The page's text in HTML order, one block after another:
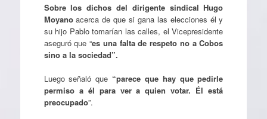
Sobre los dichos del dirigente sindical Hugo
Moyanoacerca de que si gana las elecciones él y
su hijo Pablo tomarían las calles, el Vicepresidente
aseguró que “es una falta de respeto no a Cobos
sino a la sociedad”.
Luego señaló que “parece que hay que pedirle
permiso a él para ver a quien votar. Él está
preocupado”.